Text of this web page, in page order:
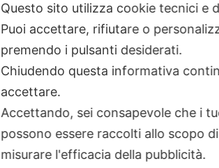
Questo sito utilizza cookie tecnici e
Puoi accettare, rifiutare o
premendo i pulsanti desiderati.
Chiudendo questa informativa
accettare.
Accettando, sei consapevole che i
possono essere raccolti allo scopo
misurare l'efficacia della pubblicità.